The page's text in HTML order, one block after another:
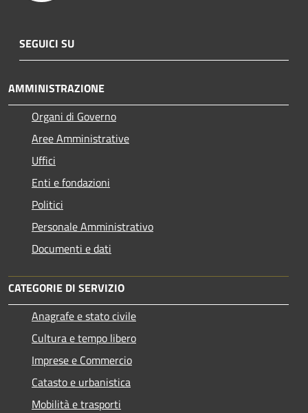
SEGUICI SU
AMMINISTRAZIONE
Organi di Governo
Aree Amministrative
Uffici
Enti e fondazioni
Politici
Personale Amministrativo
Documenti e dati
CATEGORIE DI SERVIZIO
Anagrafe e stato civile
Cultura e tempo libero
Imprese e Commercio
Catasto e urbanistica
Mobilità e trasporti